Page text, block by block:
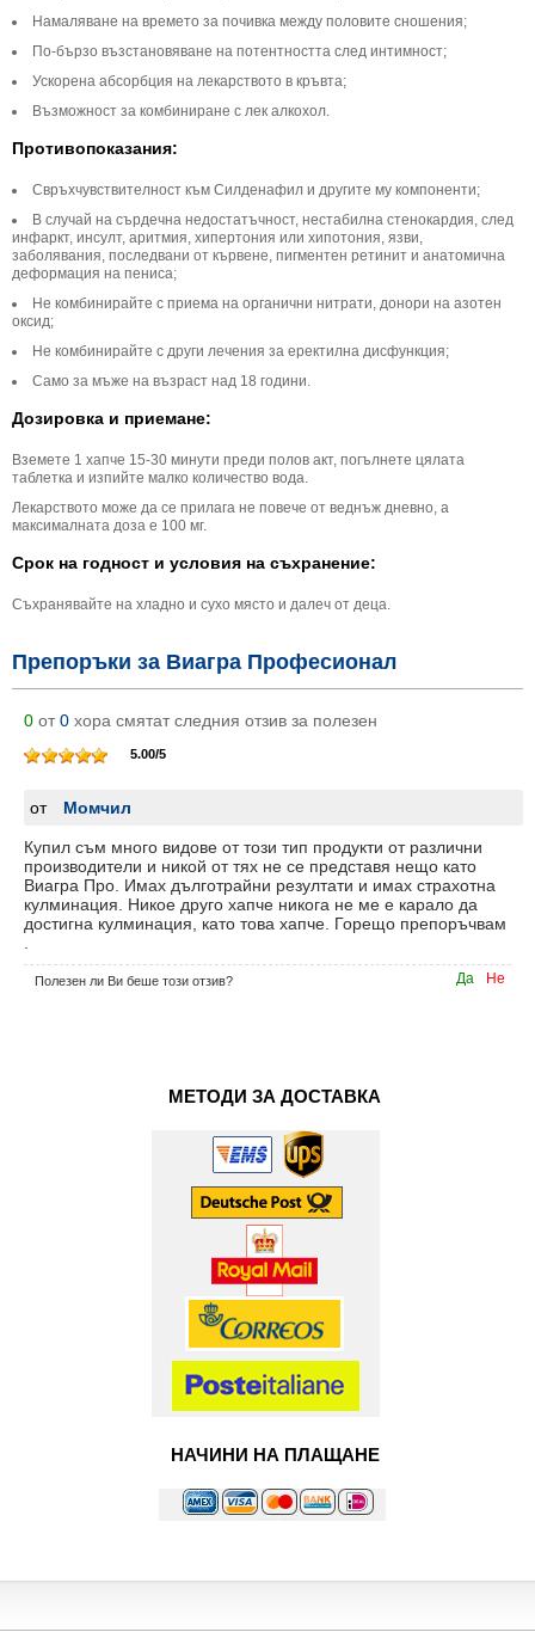
Намаляване на времето за почивка между половите сношения;
По-бързо възстановяване на потентността след интимност;
Ускорена абсорбция на лекарството в кръвта;
Възможност за комбиниране с лек алкохол.
Противопоказания:
Свръхчувствителност към Силденафил и другите му компоненти;
В случай на сърдечна недостатъчност, нестабилна стенокардия, след
инфаркт, инсулт, аритмия, хипертония или хипотония, язви,
заболявания, последвани от кървене, пигментен ретинит и анатомична
деформация на пениса;
Не комбинирайте с приема на органични нитрати, донори на азотен
оксид;
Не комбинирайте с други лечения за еректилна дисфункция;
Само за мъже на възраст над 18 години.
Дозировка и приемане:
Вземете 1 хапче 15-30 минути преди полов акт, погълнете цялата
таблетка и изпийте малко количество вода.
Лекарството може да се прилага не повече от веднъж дневно, а
максималната доза е 100 мг.
Срок на годност и условия на съхранение:
Съхранявайте на хладно и сухо място и далеч от деца.
Препоръки за Виагра Професионал
0 от0 хора смятат следния отзив за полезен
5.00/5
от Момчил
Купил съм много видове от този тип продукти от различни
производители и никой от тях не се представя нещо като
Виагра Про. Имах дълготрайни резултати и имах страхотна
кулминация. Никое друго хапче никога не ме е карало да
достигна кулминация, като това хапче. Горещо препоръчвам
Не
Да
Полезен ли Ви беше този отзив?
НАЧИНИ НА ПЛАЩАНЕ
МЕТОДИ ЗА ДОСТАВКА